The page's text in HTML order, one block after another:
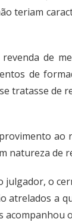
teriam
de
de
tratasse de
natureza de
o
atrelados
acompanhou